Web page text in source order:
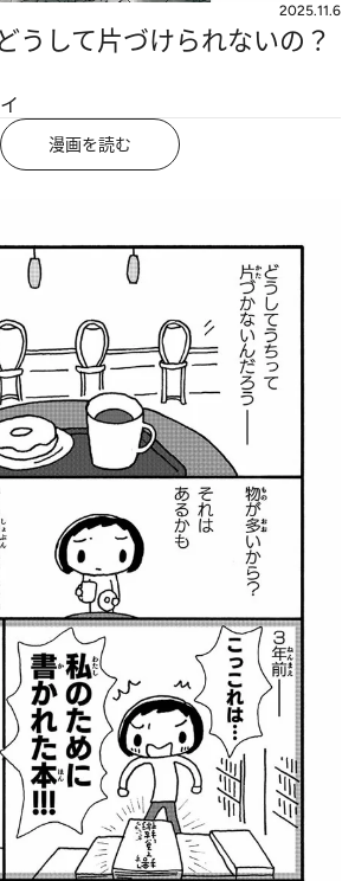
2025.11.6
して片づけられないの？
漫画を読む